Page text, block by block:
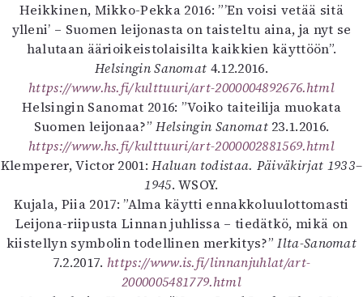
Heikkinen, Mikko-Pekka 2016: ”’En voisi vetää sitä
ylleni’ – Suomen leijonasta on taisteltu aina, ja nyt se
halutaan äärioikeistolaisilta kaikkien käyttöön”.
Helsingin Sanomat 4.12.2016.
https://www.hs.fi/kulttuuri/art-2000004892676.html
Helsingin Sanomat 2016: ”Voiko taiteilija muokata
Suomen leijonaa?”Helsingin Sanomat 23.1.2016.
https://www.hs.fi/kulttuuri/art-2000002881569.html
Klemperer, Victor 2001:Haluan todistaa. Päiväkirjat 1933–
1945. WSOY.
Kujala, Piia 2017: ”Alma käytti ennakkoluulottomasti
Leijona-riipusta Linnan juhlissa – tiedätkö, mikä on
kiistellyn symbolin todellinen merkitys?”Ilta-Sanomat
7.2.2017. https://www.is.fi/linnanjuhlat/art-
2000005481779.html